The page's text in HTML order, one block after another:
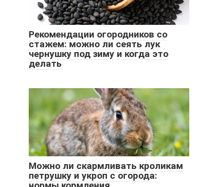
Рекомендации огородников со
стажем: можно ли сеять лук
чернушку под зиму и когда это
делать
Можно ли скармливать кроликам
петрушку и укроп с огорода: